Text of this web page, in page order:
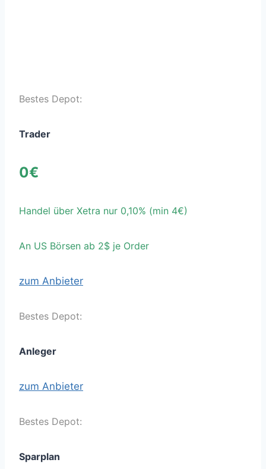
Bestes Depot:
Trader
0€
Handel über Xetra nur 0,10% (min 4€)
An US Börsen ab 2$ je Order
zum Anbieter
Bestes Depot:
Anleger
zum Anbieter
Bestes Depot:
Sparplan